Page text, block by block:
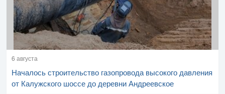
6 августа
Началось строительство газопровода высокого давления
от Калужского шоссе до деревни Андреевское